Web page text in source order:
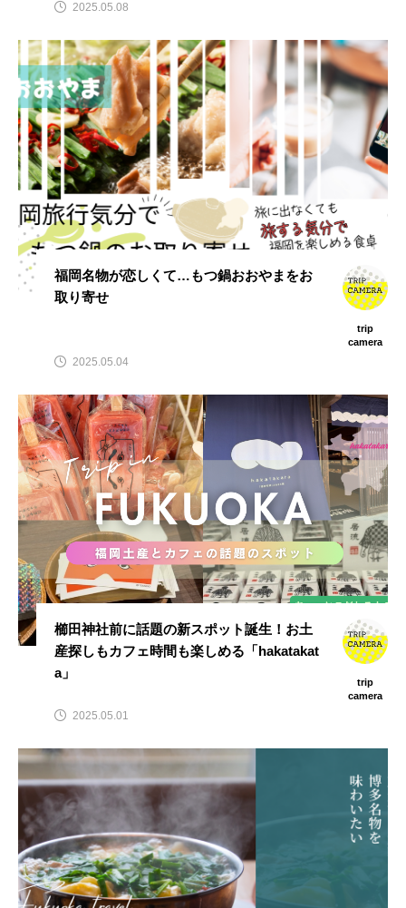
2025.05.08
福岡名物が恋しくて…もつ鍋おおやまをお
取り寄せ
trip
camera
2025.05.04
櫛田神社前に話題の新スポット誕生！お土
産探しもカフェ時間も楽しめる「hakatakat
a」
trip
camera
2025.05.01